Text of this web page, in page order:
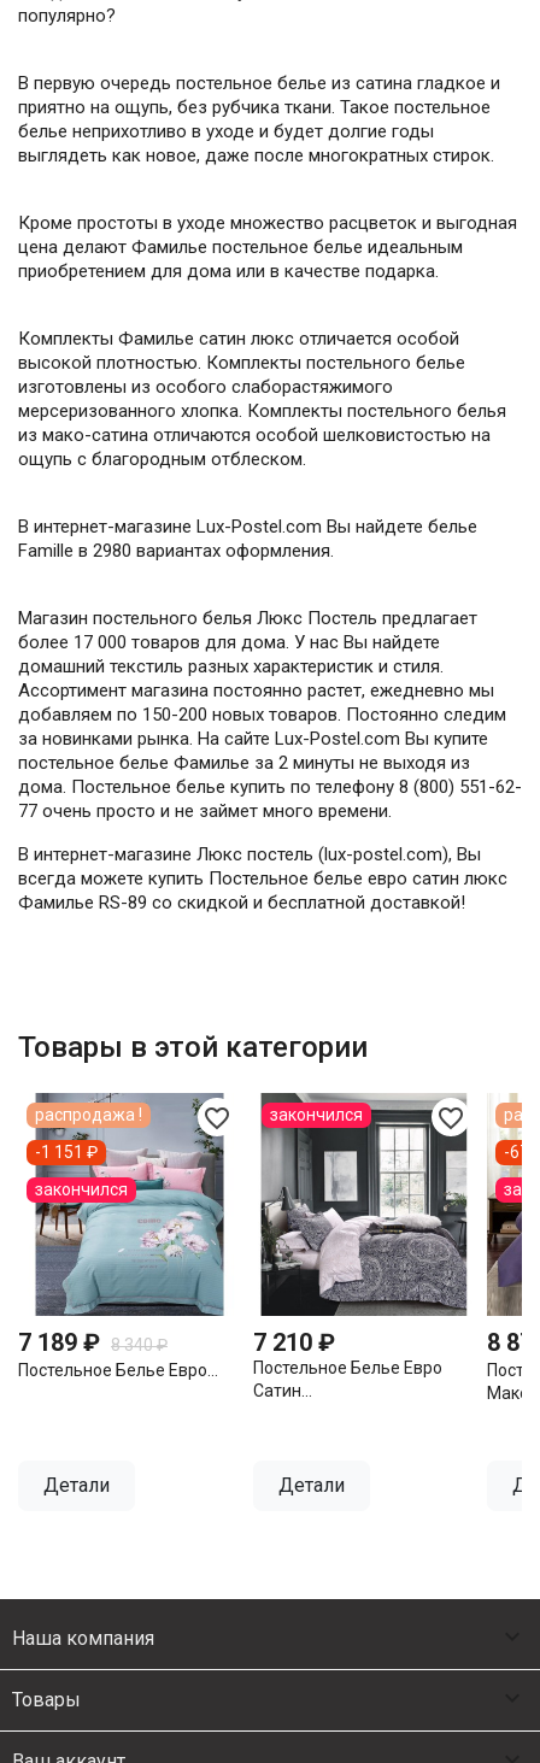
популярно?
В первую очередь постельное белье из сатина гладкое и
приятно на ощупь, без рубчика ткани. Такое постельное
белье неприхотливо в уходе и будет долгие годы
выглядеть как новое, даже после многократных стирок.
Кроме простоты в уходе множество расцветок и выгодная
цена делают Фамилье постельное белье идеальным
приобретением для дома или в качестве подарка.
Комплекты Фамилье сатин люкс отличается особой
высокой плотностью. Комплекты постельного белье
изготовлены из особого слаборастяжимого
мерсеризованного хлопка. Комплекты постельного белья
из мако-сатина отличаются особой шелковистостью на
ощупь с благородным отблеском.
В интернет-магазине Lux-Postel.com Вы найдете белье
Famille в 2980 вариантах оформления.
Магазин постельного белья Люкс Постель предлагает
более 17 000 товаров для дома. У нас Вы найдете
домашний текстиль разных характеристик и стиля.
Ассортимент магазина постоянно растет, ежедневно мы
добавляем по 150-200 новых товаров. Постоянно следим
за новинками рынка. На сайте Lux-Postel.com Вы купите
постельное белье Фамилье за 2 минуты не выходя из
дома. Постельное белье купить по телефону 8 (800) 551-62-
77 очень просто и не займет много времени.
В интернет-магазине Люкс постель (lux-postel.com), Вы
всегда можете купить Постельное белье евро сатин люкс
Фамилье RS-89 со скидкой и бесплатной доставкой!
Товары в этой категории
favorite_border
7 189 ₽ 8 340 ₽
Постельное Белье Евро...
Детали
распродажа !
-1 151 ₽
закончился
favorite_border
7 210 ₽
Постельное Белье Евро
Сатин...
Детали
закончился
8
Мако...
-
Наша компания
Товары